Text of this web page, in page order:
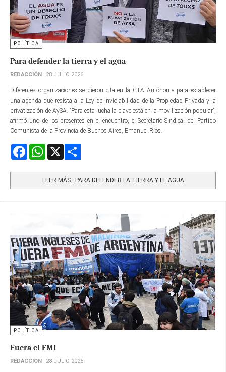
POLÍTICA
Para defender la tierra y el agua
REDACCIÓN 28 JULIO 2026
Diferentes organizaciones se dieron cita en la CTA Autónoma para establecer
una agenda que resista a la Ley de Inviolabilidad de la Propiedad Privada y la
privatización de AySA. “Para esta lucha la clave está en la movilización popular”,
afirmó uno de los presentes en el encuentro, el Secretario Sindical del Partido
Comunista de la Provincia de Buenos Aires, Emanuel Ríos.
FacebookWhatsApp
LEER MÁS…PARA DEFENDER LA TIERRA Y EL AGUA
POLÍTICA
Fuera el FMI
REDACCIÓN 28 JULIO 2026